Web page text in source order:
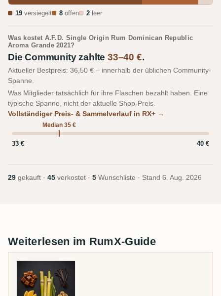
19 versiegelt 8 offen 2 leer
Was kostet A.F.D. Single Origin Rum Dominican Republic
Aroma Grande 2021?
Die Community zahlte33–40 €.
Aktueller Bestpreis: 36,50 € – innerhalb der üblichen Community-
Spanne.
Was Mitglieder tatsächlich für ihre Flaschen bezahlt haben. Eine
typische Spanne, nicht der aktuelle Shop-Preis.
Vollständiger Preis- & Sammelverlauf in RX+ →
Median 35 €
33 € 40 €
29 gekauft · 45 verkostet · 5 Wunschliste · Stand 6. Aug. 2026
Weiterlesen im RumX-Guide